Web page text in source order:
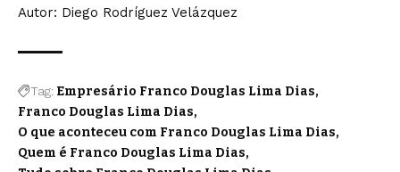
Autor: Diego Rodríguez Velázquez
Tag: Empresário Franco Douglas Lima Dias
Franco Douglas Lima Dias
O que aconteceu com Franco Douglas Lima Dias
Quem é Franco Douglas Lima Dias